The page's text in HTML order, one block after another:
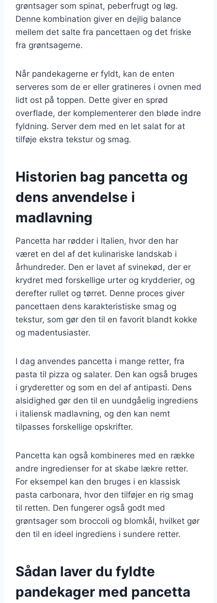
grøntsager som spinat, peberfrugt og løg.
Denne kombination giver en dejlig balance
mellem det salte fra pancettaen og det friske
fra grøntsagerne.
Når pandekagerne er fyldt, kan de enten
serveres som de er eller gratineres i ovnen med
lidt ost på toppen. Dette giver en sprød
overflade, der komplementerer den bløde indre
fyldning. Server dem med en let salat for at
tilføje ekstra tekstur og smag.
Historien bag pancetta og
dens anvendelse i
madlavning
Pancetta har rødder i Italien, hvor den har
været en del af det kulinariske landskab i
århundreder. Den er lavet af svinekød, der er
krydret med forskellige urter og krydderier, og
derefter rullet og tørret. Denne proces giver
pancettaen dens karakteristiske smag og
tekstur, som gør den til en favorit blandt kokke
og madentusiaster.
I dag anvendes pancetta i mange retter, fra
pasta til pizza og salater. Den kan også bruges
i gryderetter og som en del af antipasti. Dens
alsidighed gør den til en uundgåelig ingrediens
i italiensk madlavning, og den kan nemt
tilpasses forskellige opskrifter.
Pancetta kan også kombineres med en række
andre ingredienser for at skabe lækre retter.
For eksempel kan den bruges i en klassisk
pasta carbonara, hvor den tilføjer en rig smag
til retten. Den fungerer også godt med
grøntsager som broccoli og blomkål, hvilket gør
den til en ideel ingrediens i sundere retter.
Sådan laver du fyldte
pandekager med pancetta